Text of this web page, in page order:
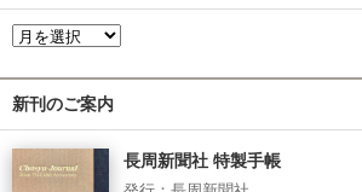
新刊のご案内
長周新聞社 特製手帳